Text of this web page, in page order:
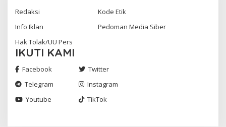
Redaksi
Kode Etik
Info Iklan
Pedoman Media Siber
Hak Tolak/UU Pers
IKUTI KAMI
Facebook
Twitter
Telegram
Instagram
Youtube
TikTok